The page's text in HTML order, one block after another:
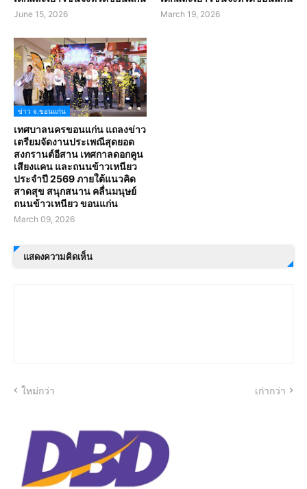
June 15, 2026 March 19, 2026
ข่าว จ.ขอนแก่น
เทศบาลนครขอนแก่น แถลงข่าว
เตรียมจัดงานประเพณีสุดยอด
สงกรานต์อีสาน เทศกาลดอกคูน
เสียงแคน และถนนข้าวเหนียว
ประจำปี 2569 ภายใต้แนวคิด
สาดสุข สนุกสนาน คลื่นมนุษย์
ถนนข้าวเหนียว ขอนแก่น
March 09, 2026
แสดงความคิดเห็น
ใหม่กว่า เก่ากว่า